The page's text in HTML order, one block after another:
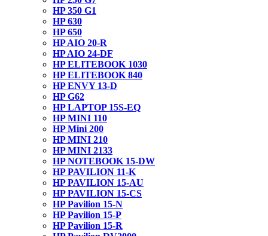
HP 350 G1
HP 630
HP 650
HP AIO 20-R
HP AIO 24-DF
HP ELITEBOOK 1030
HP ELITEBOOK 840
HP ENVY 13-D
HP G62
HP LAPTOP 15S-EQ
HP MINI 110
HP Mini 200
HP MINI 210
HP MINI 2133
HP NOTEBOOK 15-DW
HP PAVILION 11-K
HP PAVILION 15-AU
HP PAVILION 15-CS
HP Pavilion 15-N
HP Pavilion 15-P
HP Pavilion 15-R